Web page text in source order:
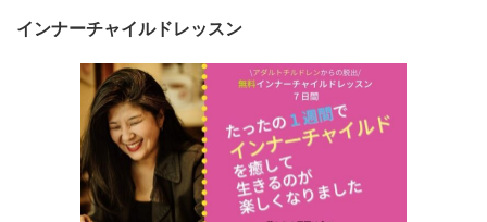
インナーチャイルドレッスン